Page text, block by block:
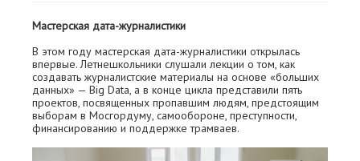
Мастерская дата-журналистики
В этом году мастерская дата-журналистики открылась
впервые. Летнешкольники слушали лекции о том, как
создавать журналистские материалы на основе «больших
данных» — Big Data, а в конце цикла представили пять
проектов, посвященных пропавшим людям, предстоящим
выборам в Мосгордуму, самообороне, преступности,
финансированию и поддержке трамваев.